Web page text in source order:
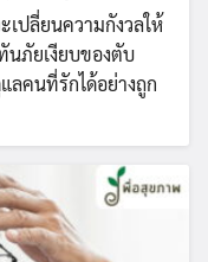
เปลี่ยนความกังวลให้
นภัยเงียบของตับ
ลคนที่รักได้อย่างถูก